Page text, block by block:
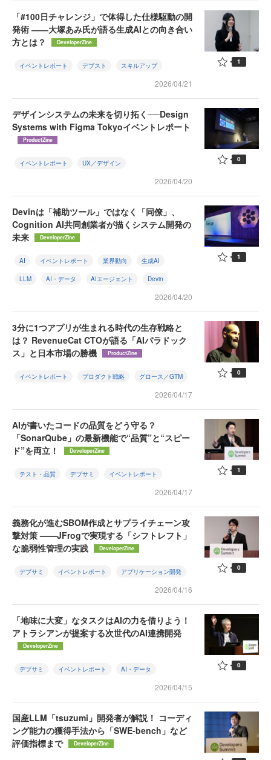
「#100日チャレンジ」で体得した仕様駆動の開
発術 ――大塚あみ氏が語る生成AIとの向き合い
方とは？
DeveloperZine
イベントレポート デブスト スキルアップ
2026/04/21
1
デザインシステムの未来を切り拓く──Design
Systems with Figma Tokyoイベントレポート
ProductZine
イベントレポート UX／デザイン
2026/04/20
0
Devinは「補助ツール」ではなく「同僚」、
Cognition AI共同創業者が描くシステム開発の
未来
DeveloperZine
AI イベントレポート 業界動向 生成AI
LLM AI・データ AIエージェント Devin
2026/04/20
1
3分に1つアプリが生まれる時代の生存戦略と
は？ RevenueCat CTOが語る「AIパラドック
ス」と日本市場の勝機
ProductZine
イベントレポート プロダクト戦略 グロース／GTM
2026/04/17
0
AIが書いたコードの品質をどう守る？
「SonarQube」の最新機能で“品質”と“スピー
ド”を両立！
DeveloperZine
テスト・品質 デブサミ イベントレポート
2026/04/17
1
義務化が進むSBOM作成とサプライチェーン攻
撃対策 ——JFrogで実現する「シフトレフト」
な脆弱性管理の実践
DeveloperZine
デブサミ イベントレポート アプリケーション開発
2026/04/16
0
「地味に大変」なタスクはAIの力を借りよう！
アトラシアンが提案する次世代のAI連携開発
DeveloperZine
デブサミ イベントレポート AI・データ
2026/04/15
0
国産LLM「tsuzumi」開発者が解説！ コーディ
ング能力の獲得手法から「SWE-bench」など
評価指標まで
DeveloperZine